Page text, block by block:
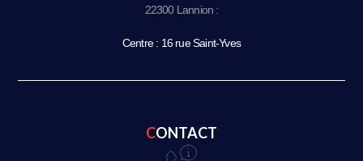
22300 Lannion :
Centre : 16 rue Saint-Yves
CONTACT